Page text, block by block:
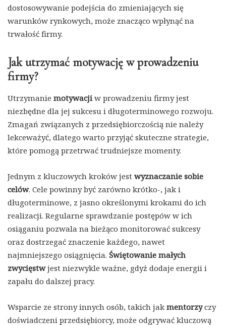
dostosowywanie podejścia do zmieniających się
warunków rynkowych, może znacząco wpłynąć na
trwałość firmy.
Jak utrzymać motywację w prowadzeniu
firmy?
Utrzymanie motywacji w prowadzeniu firmy jest
niezbędne dla jej sukcesu i długoterminowego rozwoju.
Zmagań związanych z przedsiębiorczością nie należy
lekceważyć, dlatego warto przyjąć skuteczne strategie,
które pomogą przetrwać trudniejsze momenty.
Jednym z kluczowych kroków jest wyznaczanie sobie
celów. Cele powinny być zarówno krótko-, jak i
długoterminowe, z jasno określonymi krokami do ich
realizacji. Regularne sprawdzanie postępów w ich
osiąganiu pozwala na bieżąco monitorować sukcesy
oraz dostrzegać znaczenie każdego, nawet
najmniejszego osiągnięcia. Świętowanie małych
zwycięstwjest niezwykle ważne, gdyż dodaje energii i
zapału do dalszej pracy.
Wsparcie ze strony innych osób, takich jak mentorzyczy
doświadczeni przedsiębiorcy, może odgrywać kluczową